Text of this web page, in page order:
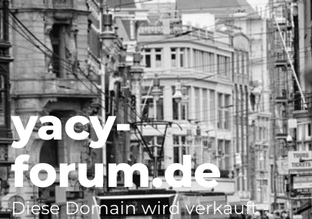
yacy-
forum.de
Diese Domain wird verkauft -